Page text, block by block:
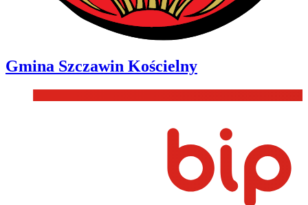
Gmina Szczawin Kościelny